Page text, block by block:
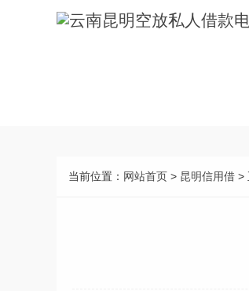
当前位置： 网站首页 > 昆明信用借 >